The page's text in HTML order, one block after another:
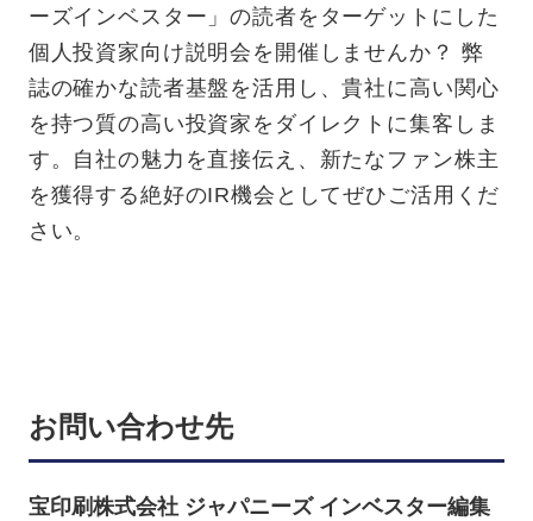
ーズインベスター」の読者をターゲットにした
個人投資家向け説明会を開催しませんか？ 弊
誌の確かな読者基盤を活用し、貴社に高い関心
を持つ質の高い投資家をダイレクトに集客しま
す。自社の魅力を直接伝え、新たなファン株主
を獲得する絶好のIR機会としてぜひご活用くだ
さい。
お問い合わせ先
宝印刷株式会社 ジャパニーズ インベスター編集